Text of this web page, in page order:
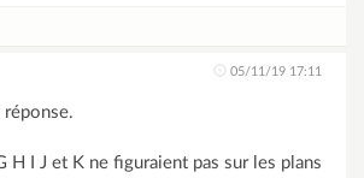
05/11/19 17:11
H I J et K ne figuraient pas sur les plans